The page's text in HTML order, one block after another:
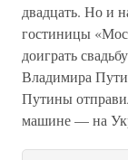
двадцать. Но и
гостиницы
доиграть
Владимира
Путины
машине — на